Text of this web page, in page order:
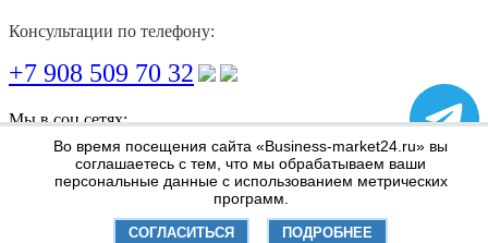
Консультации по телефону:
+7 908 509 70 32
Мы в соц сетях:
Информация по оплате и доставке
Во время посещения сайта «Business-market24.ru» вы
соглашаетесь с тем, что мы обрабатываем ваши
персональные данные с использованием метрических
программ.
СОГЛАСИТЬСЯ ПОДРОБНЕЕ